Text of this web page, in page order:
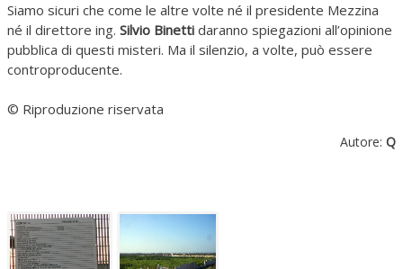
Siamo sicuri che come le altre volte né il presidente Mezzina
né il direttore ing. Silvio Binetti daranno spiegazioni all’opinione
pubblica di questi misteri. Ma il silenzio, a volte, può essere
controproducente.
© Riproduzione riservata
Autore: Q